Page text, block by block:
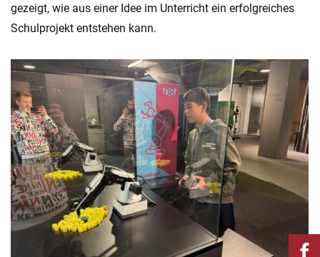
gezeigt, wie aus einer Idee im Unterricht ein erfolgreiches
Schulprojekt entstehen kann.